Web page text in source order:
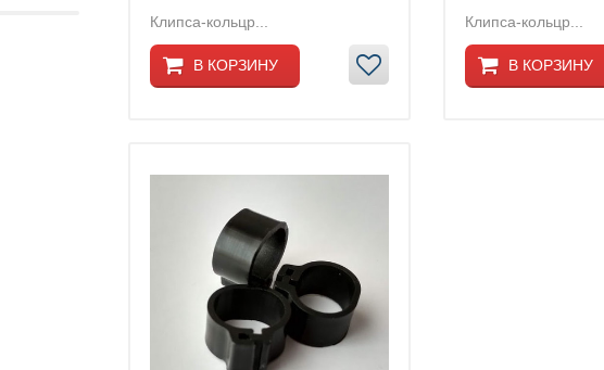
Клипса-кольцр...
В КОРЗИНУ
Клипса-кольцр...
В КОРЗИНУ